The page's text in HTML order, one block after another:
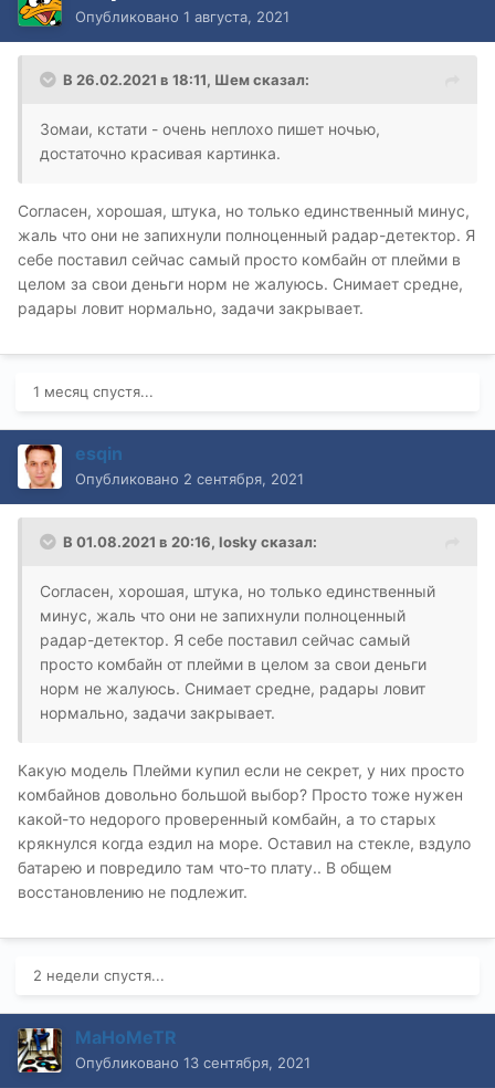
Опубликовано 1 августа, 2021
В 26.02.2021 в 18:11, Шемсказал:
Зомаи, кстати - очень неплохо пишет ночью,
достаточно красивая картинка.
Согласен, хорошая, штука, но только единственный минус,
жаль что они не запихнули полноценный радар-детектор. Я
себе поставил сейчас самый просто комбайн от плейми в
целом за свои деньги норм не жалуюсь. Снимает средне,
радары ловит нормально, задачи закрывает.
1 месяц спустя...
esqin
Опубликовано 2 сентября, 2021
В 01.08.2021 в 20:16, loskyсказал:
Согласен, хорошая, штука, но только единственный
минус, жаль что они не запихнули полноценный
радар-детектор. Я себе поставил сейчас самый
просто комбайн от плейми в целом за свои деньги
норм не жалуюсь. Снимает средне, радары ловит
нормально, задачи закрывает.
Какую модель Плейми купил если не секрет, у них просто
комбайнов довольно большой выбор? Просто тоже нужен
какой-то недорого проверенный комбайн, а то старых
крякнулся когда ездил на море. Оставил на стекле, вздуло
батарею и повредило там что-то плату.. В общем
восстановлению не подлежит.
2 недели спустя...
MaHoMeTR
Опубликовано 13 сентября, 2021